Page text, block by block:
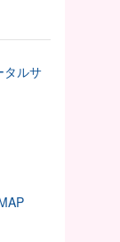
タルサ